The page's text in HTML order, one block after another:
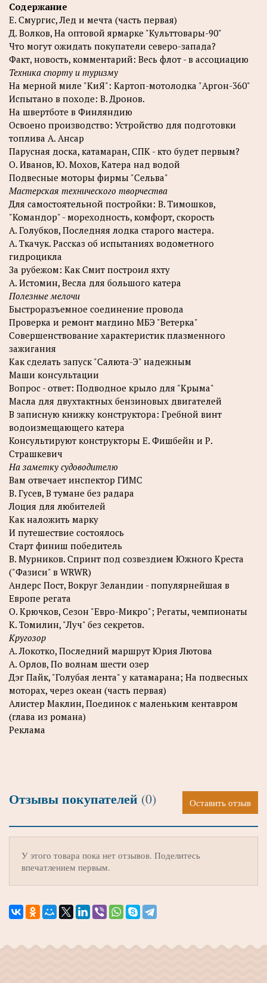
Содержание
Е. Смуpгис, Лед и мечта (часть первая)
Д. Волков, На оптовой ярмарке "Культтовары-90"
Что могут ожидать покупатели северо-запада?
Факт, новость, комментарий: Весь флот - в ассоциацию
Техника спорту и туризму
На мерной миле "КиЯ": Картоп-мотолодка "Аргон-360"
Испытано в походе: В. Дронов.
На швертботе в Финляндию
Освоено производство: Устройство для подготовки
топлива А. Ансар
Парусная доска, катамаран, СПК - кто будет первым?
О. Иванов, Ю. Мохов, Катера над водой
Подвесные моторы фирмы "Сельва"
Мастерская технического творчества
Для самостоятельной постройки: В. Тимошков,
"Командор" - мореходность, комфорт, скорость
А. Голубков, Последняя лодка старого мастера.
А. Ткачук. Рассказ об испытаниях водометного
гидроцикла
За рубежом: Как Смит построил яхту
А. Истомин, Весла для большого катера
Полезные мелочи
Быстроразъемное соединение провода
Проверка и ремонт магдино МБЭ "Ветерка"
Совершенствование характеристик плазменного
зажигания
Как сделать запуск "Салюта-Э" надежным
Маши консультации
Вопрос - ответ: Подводное крыло для "Крыма"
Масла для двухтактных бензиновых двигателей
В записную книжку конструктора: Гребной винт
водоизмещающего катера
Консультируют конструкторы Е. Фишбейн и Р.
Страшкевич
На заметку судоводителю
Вам отвечает инспектор ГИМС
В. Гусев, В тумане без радара
Лоция для любителей
Как наложить марку
И путешествие состоялось
Старт финиш победитель
В. Мурников. Спринт под созвездием Южного Креста
("Фазиси" в WRWR)
Андерс Пост, Вокруг Зеландии - популярнейшая в
Европе регата
О. Крючков, Сезон "Евро-Микро"; Регаты, чемпионаты
К. Томилин, "Луч" без секретов.
Кругозор
А. Локотко, Последний маршрут Юрия Лютова
А. Орлов, По волнам шести озер
Дэг Пайк, "Голубая лента" у катамарана; На подвесных
моторах, через океан (часть первая)
Алистер Маклин, Поединок с маленьким кентавром
(глава из романа)
Реклама
Отзывы покупателей (0) Оставить отзыв
У этого товара пока нет отзывов. Поделитесь
впечатлением первым.